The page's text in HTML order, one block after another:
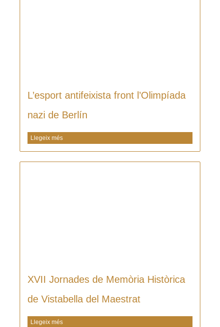
L’esport antifeixista front l’Olimpíada
nazi de Berlín
Llegeix més
XVII Jornades de Memòria Històrica
de Vistabella del Maestrat
Llegeix més